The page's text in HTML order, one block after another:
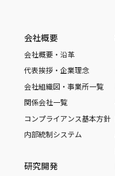
会社概要
会社概要・沿革
代表挨拶・企業理念
会社組織図・事業所一覧
関係会社一覧
コンプライアンス基本方針
内部統制システム
研究開発